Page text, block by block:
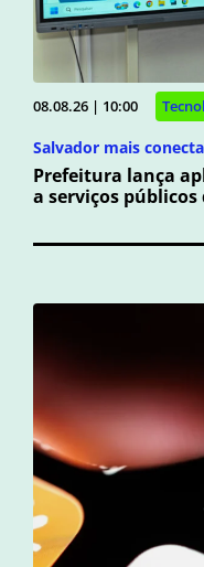
08.08.26 | 10:00
Salvador mais
Prefeitura lança
a serviços públicos